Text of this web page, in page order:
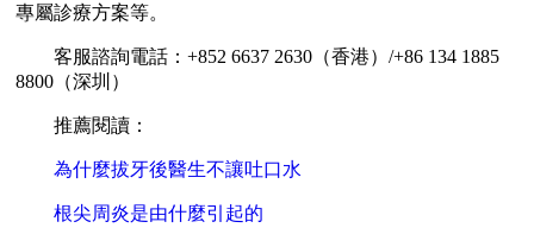
專屬診療方案等。
客服諮詢電話：+852 6637 2630（香港）/+86 134 1885
8800（深圳）
推薦閱讀：
為什麼拔牙後醫生不讓吐口水
根尖周炎是由什麼引起的